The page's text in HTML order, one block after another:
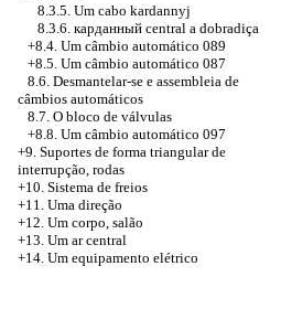
8.3.5. Um cabo kardannyj
8.3.6. карданный central a dobradiça
+8.4. Um câmbio automático 089
+8.5. Um câmbio automático 087
8.6. Desmantelar-se e assembleia de
câmbios automáticos
8.7. O bloco de válvulas
+8.8. Um câmbio automático 097
+9. Suportes de forma triangular de
interrupção, rodas
+10. Sistema de freios
+11. Uma direção
+12. Um corpo, salão
+13. Um ar central
+14. Um equipamento elétrico